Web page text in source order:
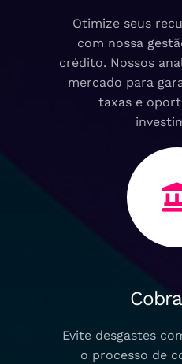
Otimize seus
com nossa
crédito. Nossos
mercado para
taxas e
Evite desgastes
o processo de